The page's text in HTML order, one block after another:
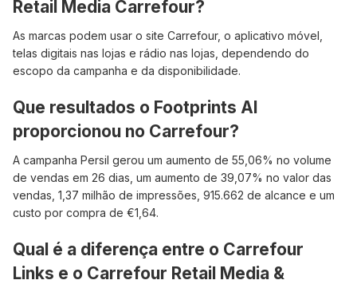
Retail Media Carrefour?
As marcas podem usar o site Carrefour, o aplicativo móvel,
telas digitais nas lojas e rádio nas lojas, dependendo do
escopo da campanha e da disponibilidade.
Que resultados o Footprints AI
proporcionou no Carrefour?
A campanha Persil gerou um aumento de 55,06% no volume
de vendas em 26 dias, um aumento de 39,07% no valor das
vendas, 1,37 milhão de impressões, 915.662 de alcance e um
custo por compra de €1,64.
Qual é a diferença entre o Carrefour
Links e o Carrefour Retail Media &